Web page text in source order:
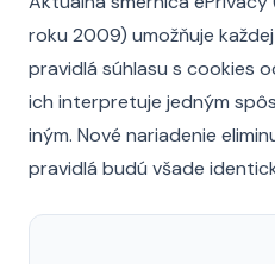
roku 2009) umožňuje
pravidlá súhlasu s cookies
ich interpretuje jedným
iným. Nové nariadenie
pravidlá budú všade